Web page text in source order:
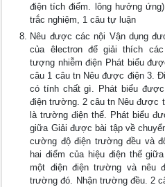
điện tích điểm. lông hưởng
trắc nghiệm, 1 câu tự luận
Nêu được các nội Vận dụng
của êlectron để giải thích
tượng nhiễm điện Phát biểu
câu 1 câu tn Nêu được điện 3.
có tính chất gì. Phát biểu
điện trường. 2 câu tn Nêu được
là trường điện thế. Phát biểu
giữa Giải được bài tập về
cường độ điện trường đều và
hai điểm của hiệu điện thế
một điện điện trường và nêu
trường đó. Nhận trường đều. 2